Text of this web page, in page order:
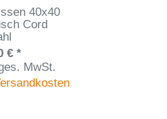
40x40
Cord
€ *
MwSt.